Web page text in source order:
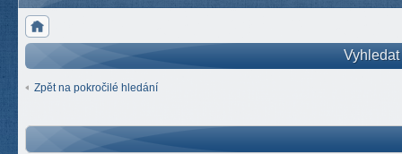
Zpět na pokročilé hledání